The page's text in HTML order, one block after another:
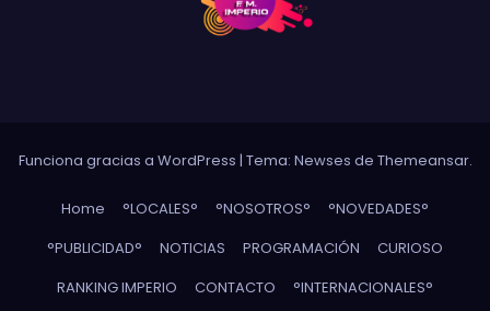
Funciona gracias a WordPress | Tema: Newses de Themeansar.
Home °LOCALES° °NOSOTROS°
°NOVEDADES°
°PUBLICIDAD°
NOTICIAS PROGRAMACIÓN
CURIOSO
RANKING IMPERIO
CONTACTO °INTERNACIONALES°